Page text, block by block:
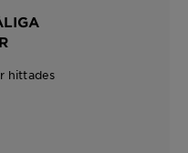
hittades